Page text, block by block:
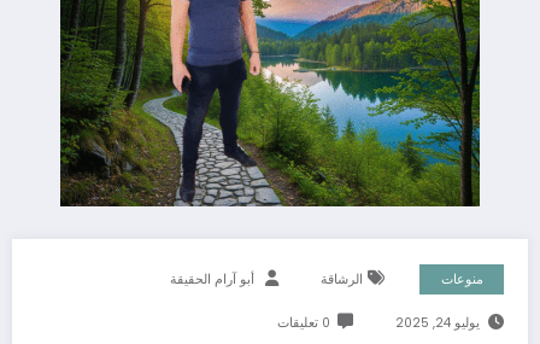
منوعات الرشاقة أبو آرام الحقيقة
يوليو 24, 2025 0 تعليقات